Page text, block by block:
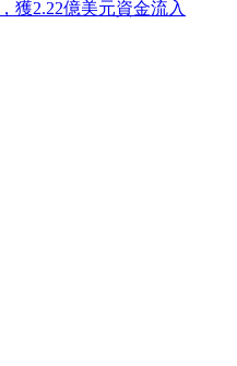
， 獲2.22億美元資金流入